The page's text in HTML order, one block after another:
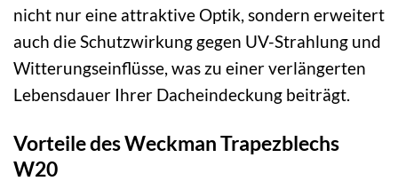
nicht nur eine attraktive Optik, sondern erweitert
auch die Schutzwirkung gegen UV-Strahlung und
Witterungseinflüsse, was zu einer verlängerten
Lebensdauer Ihrer Dacheindeckung beiträgt.
Vorteile des Weckman Trapezblechs
W20